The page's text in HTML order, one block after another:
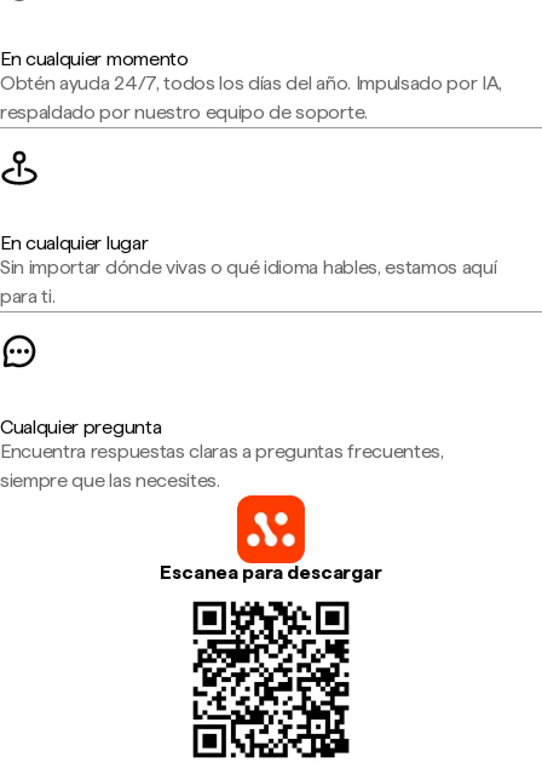
En cualquier momento
Obtén ayuda 24/7, todos los días del año. Impulsado por IA,
respaldado por nuestro equipo de soporte.
En cualquier lugar
Sin importar dónde vivas o qué idioma hables, estamos aquí
para ti.
Cualquier pregunta
Encuentra respuestas claras a preguntas frecuentes,
siempre que las necesites.
Escanea para descargar